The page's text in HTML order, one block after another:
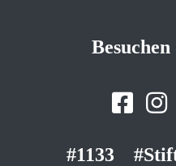
#1133